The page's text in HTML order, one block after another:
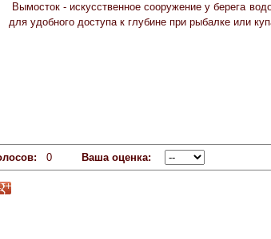
Вымосток - искусственное сооружение у берега
для удобного доступа к глубине при рыбалке или
0 Ваша оценка: